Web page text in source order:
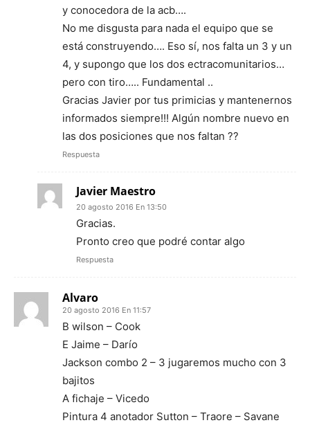
y conocedora de la acb….
No me disgusta para nada el equipo que se
está construyendo…. Eso sí, nos falta un 3 y un
4, y supongo que los dos ectracomunitarios…
pero con tiro….. Fundamental ..
Gracias Javier por tus primicias y mantenernos
informados siempre!!! Algún nombre nuevo en
las dos posiciones que nos faltan ??
Respuesta
Javier Maestro
20 agosto 2016 En 13:50
Gracias.
Pronto creo que podré contar algo
Respuesta
Alvaro
20 agosto 2016 En 11:57
B wilson – Cook
E Jaime – Darío
Jackson combo 2 – 3 jugaremos mucho con 3
bajitos
A fichaje – Vicedo
Pintura 4 anotador Sutton – Traore – Savane